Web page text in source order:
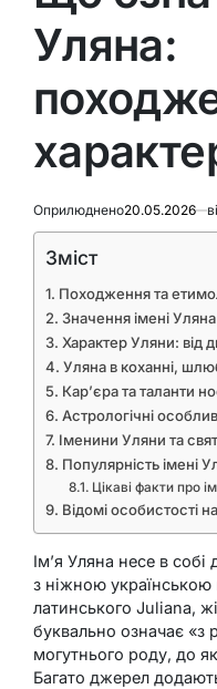
Уляна:
Оприлюднено20.05.2026
Зміст
Походження та
Значення імені
Характер Уляни: від
Уляна в коханні,
Кар’єра та таланти
Астрологічні
Іменини Уляни та
Популярність імені
Цікаві факти про
Відомі особистості
Ім’я Уляна несе в
з ніжною
латинського Juliana,
буквально означає «з
могутнього роду, до
Багато джерел